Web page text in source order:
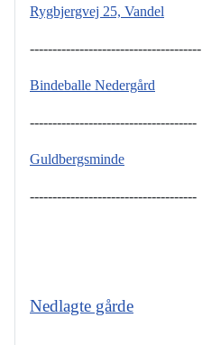
Rygbjergvej 25, Vandel
--------------------------------------
Bindeballe Nedergård
-------------------------------------
Guldbergsminde
-------------------------------------
Nedlagte gårde